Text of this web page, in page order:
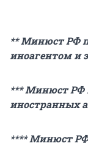
** Минюст РФ
иноагентом и
*** Минюст РФ
иностранных
**** Минюст